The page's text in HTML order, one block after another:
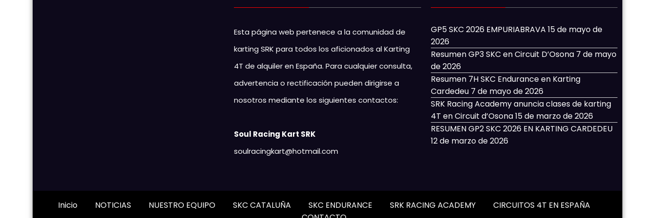
Esta página web pertenece a la comunidad de
karting SRK para todos los aficionados al Karting
4T de alquiler en España. Para cualquier consulta,
advertencia o rectificación pueden dirigirse a
nosotros mediante los siguientes contactos:
Soul Racing Kart SRK
soulracingkart@hotmail.com
GP5 SKC 2026 EMPURIABRAVA 15 de mayo de
2026
Resumen GP3 SKC en Circuit D’Osona 7 de mayo
de 2026
Resumen 7H SKC Endurance en Karting
Cardedeu 7 de mayo de 2026
SRK Racing Academy anuncia clases de karting
4T en Circuit d’Osona15 de marzo de 2026
RESUMEN GP2 SKC 2026 EN KARTING CARDEDEU
12 de marzo de 2026
Inicio NOTICIAS NUESTRO EQUIPO SKC CATALUÑA SKC ENDURANCE SRK RACING ACADEMY
CIRCUITOS 4T EN ESPAÑA